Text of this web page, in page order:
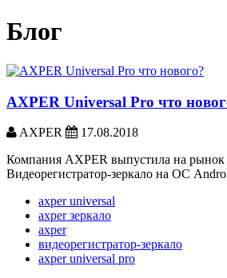
Блог
AXPER Universal Pro что
AXPER
17.08.2018
Компания AXPER выпустила на
Видеорегистратор-зеркало на ОС
axper universal
axper зеркало
axper
видеорегистратор-зеркало
axper universal pro